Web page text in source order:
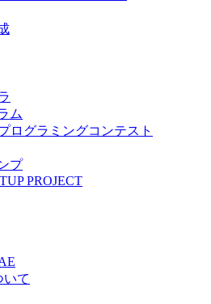
ム
ログラミングコンテスト
プ
PROJECT
いて